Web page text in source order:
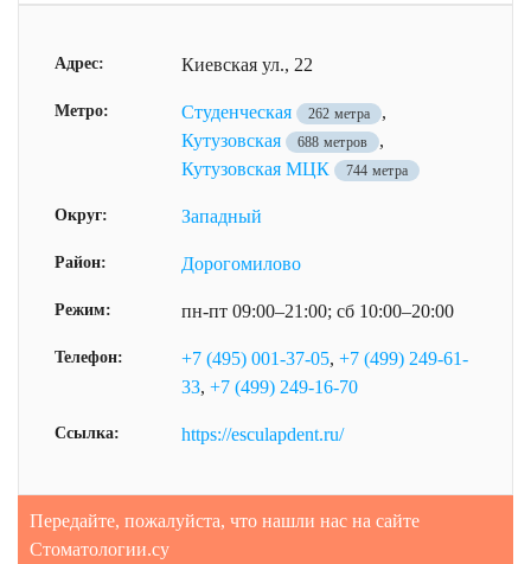
Адрес: Киевская ул., 22
Метро: Студенческая 262 метра
,
Кутузовская
688 метров
,
Кутузовская МЦК
744 метра
Округ: Западный
Район: Дорогомилово
Режим: пн-пт 09:00–21:00; сб 10:00–20:00
Телефон: +7 (495) 001-37-05, +7 (499) 249-61-
33, +7 (499) 249-16-70
Ссылка: https://esculapdent.ru/
Передайте, пожалуйста, что нашли нас на сайте
Стоматологии.су